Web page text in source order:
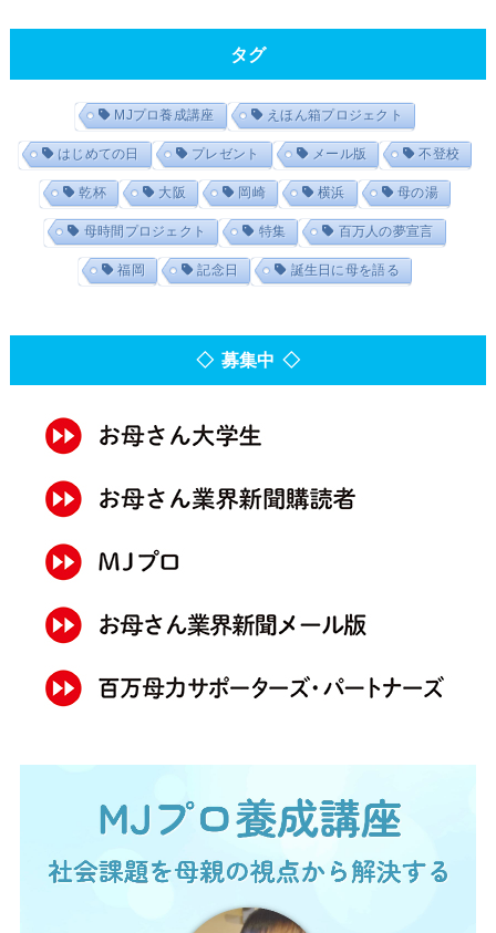
タグ
MJプロ養成講座 えほん箱プロジェクト
はじめての日 プレゼント メール版 不登校
乾杯 大阪 岡崎 横浜 母の湯
母時間プロジェクト 特集 百万人の夢宣言
福岡 記念日 誕生日に母を語る
◇ 募集中 ◇